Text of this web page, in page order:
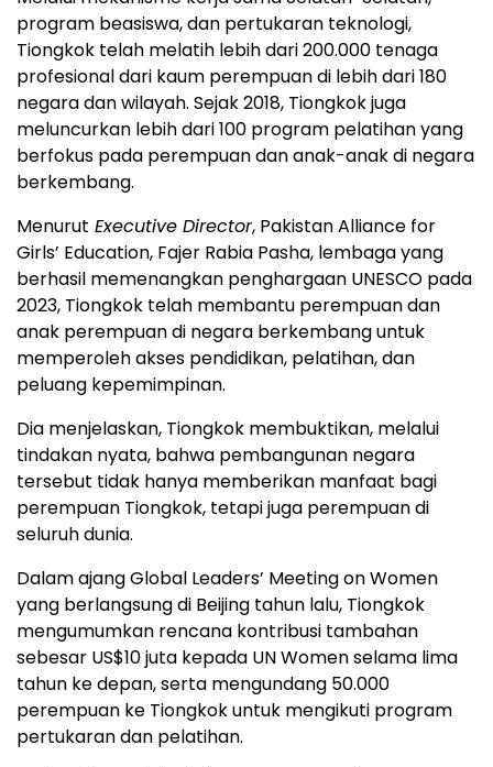
program beasiswa, dan pertukaran teknologi,
Tiongkok telah melatih lebih dari 200.000 tenaga
profesional dari kaum perempuan di lebih dari 180
negara dan wilayah. Sejak 2018, Tiongkok juga
meluncurkan lebih dari 100 program pelatihan yang
berfokus pada perempuan dan anak-anak di negara
berkembang.
Menurut Executive Director, Pakistan Alliance for
Girls’ Education, Fajer Rabia Pasha, lembaga yang
berhasil memenangkan penghargaan UNESCO pada
2023, Tiongkok telah membantu perempuan dan
anak perempuan di negara berkembang untuk
memperoleh akses pendidikan, pelatihan, dan
peluang kepemimpinan.
Dia menjelaskan, Tiongkok membuktikan, melalui
tindakan nyata, bahwa pembangunan negara
tersebut tidak hanya memberikan manfaat bagi
perempuan Tiongkok, tetapi juga perempuan di
seluruh dunia.
Dalam ajang Global Leaders’ Meeting on Women
yang berlangsung di Beijing tahun lalu, Tiongkok
mengumumkan rencana kontribusi tambahan
sebesar US$10 juta kepada UN Women selama lima
tahun ke depan, serta mengundang 50.000
perempuan ke Tiongkok untuk mengikuti program
pertukaran dan pelatihan.